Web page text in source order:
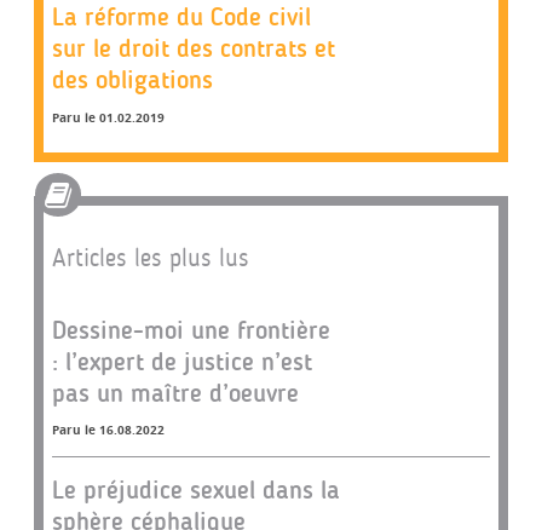
La réforme du Code civil
sur le droit des contrats et
des obligations
Paru le 01.02.2019
Articles les plus lus
Dessine-moi une frontière
: l’expert de justice n’est
pas un maître d’oeuvre
Paru le 16.08.2022
Le préjudice sexuel dans la
sphère céphalique